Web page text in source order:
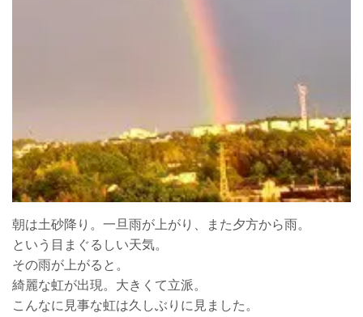
朝は土砂降り。一旦雨が上がり、また夕方から雨。
という目まぐるしい天気。
その雨が上がると。
綺麗な虹が出現。大きくて立派。
こんなに見事な虹は久しぶりに見ました。